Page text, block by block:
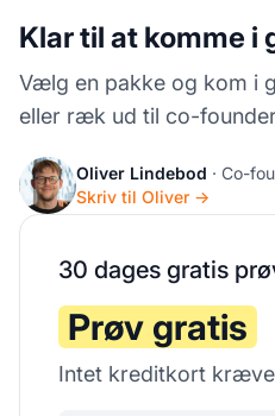
Klar til at komme i
Vælg en pakke og kom i
eller ræk ud til co-
Oliver Lindebod · Co-
Skriv til Oliver →
30 dages gratis
Prøv gratis
Intet kreditkort